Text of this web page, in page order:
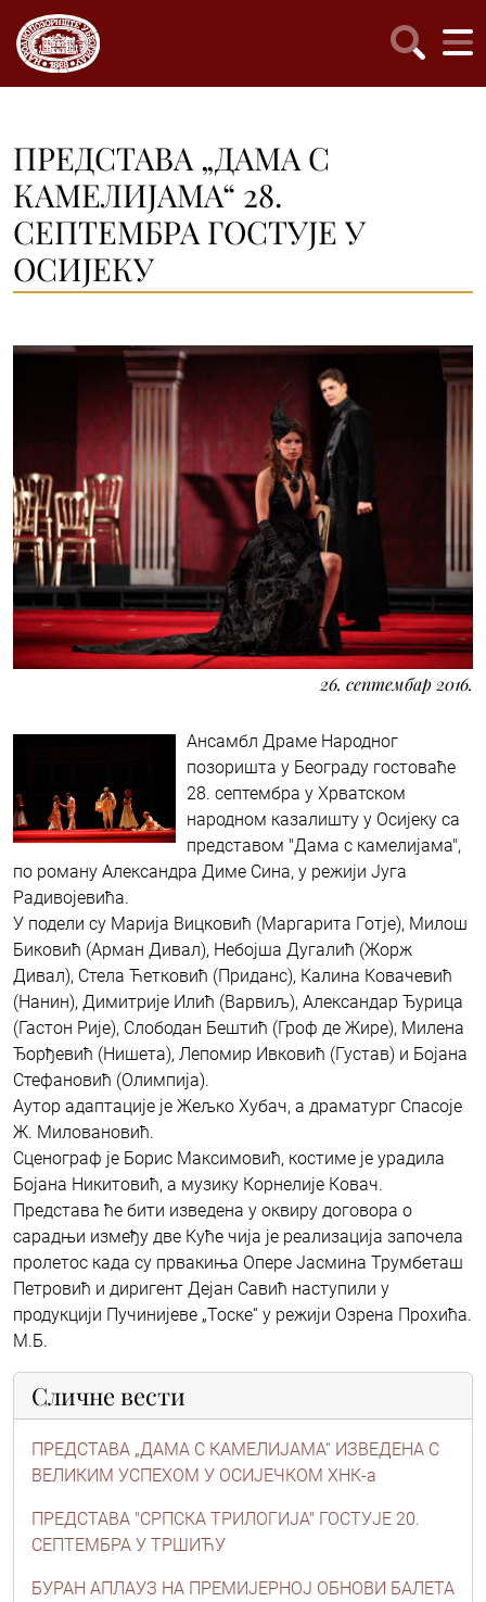
ПРЕДСТАВА „ДАМА С
КАМЕЛИЈАМА“ 28.
СЕПТЕМБРА ГОСТУЈЕ У
ОСИЈЕКУ
26. септембар 2016.
Ансамбл Драме Народног
позоришта у Београду гостоваће
28. септембра у Хрватском
народном казалишту у Осијеку са
представом "Дама с камелијама",
по роману Александра Диме Сина, у режији Југа
Радивојевића.
У подели су Марија Вицковић (Маргарита Готје), Милош
Биковић (Арман Дивал), Небојша Дугалић (Жорж
Дивал), Стела Ћетковић (Приданс), Калина Ковачевић
(Нанин), Димитрије Илић (Варвиљ), Александар Ђурица
(Гастон Рије), Слободан Бештић (Гроф де Жире), Милена
Ђорђевић (Нишета), Лепомир Ивковић (Густав) и Бојана
Стефановић (Олимпија).
Аутор адаптације је Жељко Хубач, а драматург Спасоје
Ж. Миловановић.
Сценограф је Борис Максимовић, костиме је урадила
Бојана Никитовић, а музику Корнелије Ковач.
Представа ће бити изведена у оквиру договора о
сарадњи између две Куће чија је реализација започела
пролетос када су првакиња Опере Јасмина Трумбеташ
Петровић и диригент Дејан Савић наступили у
продукцији Пучинијеве „Тоске“ у режији Озрена Прохића.
М.Б.
Сличне вести
ПРЕДСТАВА „ДАМА С КАМЕЛИЈАМА“ ИЗВЕДЕНА С
ВЕЛИКИМ УСПЕХОМ У ОСИЈЕЧКОМ ХНК-а
ПРЕДСТАВА "СРПСКА ТРИЛОГИЈА" ГОСТУЈЕ 20.
СЕПТЕМБРА У ТРШИЋУ
БУРАН АПЛАУЗ НА ПРЕМИЈЕРНОЈ ОБНОВИ БАЛЕТА